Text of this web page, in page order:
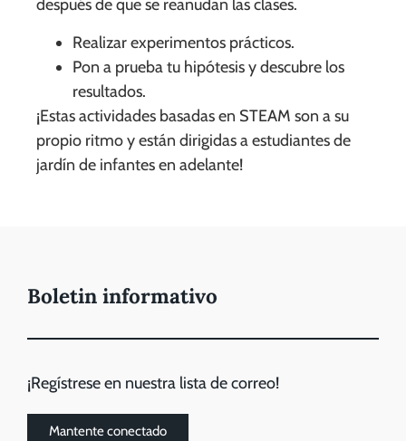
después de que se reanudan las clases.
Realizar experimentos prácticos.
Pon a prueba tu hipótesis y descubre los
resultados.
¡Estas actividades basadas en STEAM son a su
propio ritmo y están dirigidas a estudiantes de
jardín de infantes en adelante!
Boletin informativo
¡Regístrese en nuestra lista de correo!
Mantente conectado